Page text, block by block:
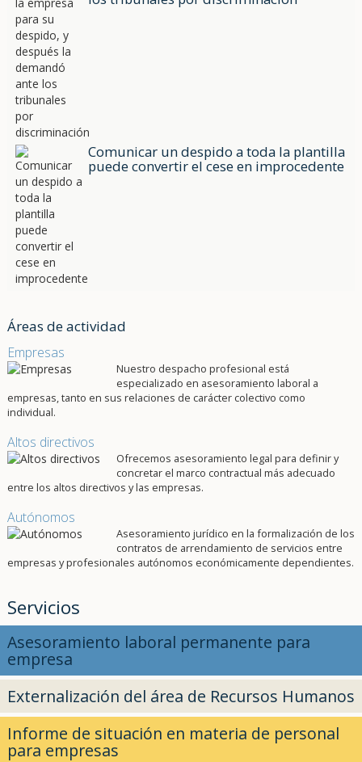
Comunicar un despido a toda la plantilla
puede convertir el cese en improcedente
Áreas de actividad
Empresas
Nuestro despacho profesional está
especializado en asesoramiento laboral a
empresas, tanto en sus relaciones de carácter colectivo como
individual.
Altos directivos
Ofrecemos asesoramiento legal para definir y
concretar el marco contractual más adecuado
entre los altos directivos y las empresas.
Autónomos
Asesoramiento jurídico en la formalización de los
contratos de arrendamiento de servicios entre
empresas y profesionales autónomos económicamente dependientes.
Servicios
Asesoramiento laboral permanente para
empresa
Externalización del área de Recursos Humanos
Informe de situación en materia de personal
para empresas